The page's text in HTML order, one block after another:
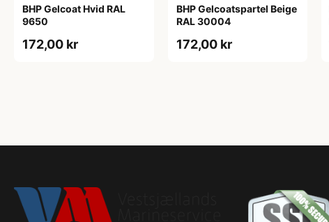
BHP Gelcoat Hvid RAL
9650
172,00 kr
BHP Gelcoatspartel Beige
RAL 30004
172,00 kr